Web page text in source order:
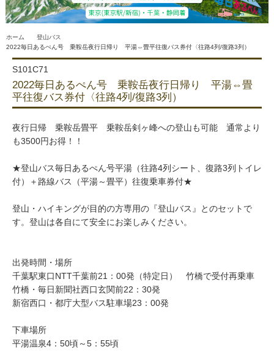
ホーム
登山バス
2022毎日あるぺん号 乗鞍岳夜行日帰り 平湯⇔畳平往復バス券付〈往路4列/復路3列）
S101C71
2022毎日あるぺん号 乗鞍岳夜行日帰り 平湯⇔畳
平往復バス券付〈往路4列/復路3列）
夜行日帰 乗鞍岳畳平 乗鞍岳剣ヶ峰への登山も可能 通常より
も3500円お得！！
★登山バス毎日あるぺん号平湯（往路4列シート、復路3列トイレ
付）＋路線バス（平湯～畳平）往復乗車券付★
登山・ハイキングが目的の方専用の『登山バス』とのセットで
す。登山は各自にて安全にお楽しみください。
出発時間・場所
千葉駅東口NTT千葉前21：00発（特定日） 竹橋で受付再乗車
竹橋・毎日新聞社西口玄関前22：30発
新宿西口・都庁大型バス駐車場23：00発
下車場所
平湯温泉4：50頃～5：55頃